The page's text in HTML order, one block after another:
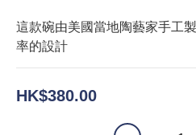
這款碗由美國當地陶藝家手工
率的設計
HK$380.00